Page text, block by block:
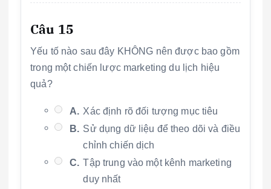
Câu 15
Yếu tố nào sau đây KHÔNG nên được bao gồm
trong một chiến lược marketing du lịch hiệu
quả?
A. Xác định rõ đối tượng mục tiêu
B. Sử dụng dữ liệu để theo dõi và điều
chỉnh chiến dịch
C. Tập trung vào một kênh marketing
duy nhất